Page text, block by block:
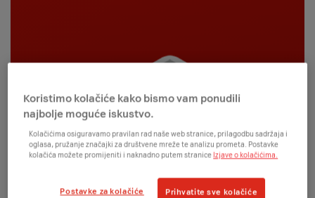
Koristimo kolačiće kako bismo vam ponudili
najbolje moguće iskustvo.
Kolačićima osiguravamo pravilan rad naše web stranice, prilagodbu sadržaja i
oglasa, pružanje značajki za društvene mreže te analizu prometa. Postavke
kolačića možete promijeniti i naknadno putem stranice Izjave o kolačićima.
Postavke za kolačiće Prihvatite sve kolačiće